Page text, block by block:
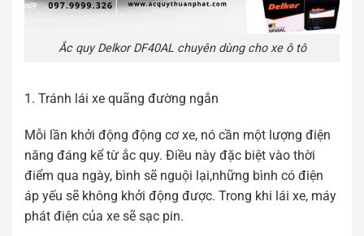
Ắc quy Delkor DF40AL chuyên dùng cho xe ô tô
1. Tránh lái xe quãng đường ngắn
Mỗi lần khởi động động cơ xe, nó cần một lượng điện
năng đáng kể từ ắc quy. Điều này đặc biệt vào thời
điểm qua ngày, bình sẽ nguội lại,những bình có điện
áp yếu sẽ không khởi động được. Trong khi lái xe, máy
phát điện của xe sẽ sạc pin.